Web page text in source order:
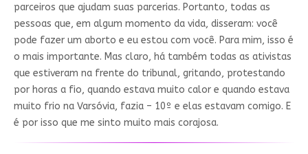
parceiros que ajudam suas parcerias. Portanto, todas as
pessoas que, em algum momento da vida, disseram: você
pode fazer um aborto e eu estou com você. Para mim, isso é
o mais importante. Mas claro, há também todas as ativistas
que estiveram na frente do tribunal, gritando, protestando
por horas a fio, quando estava muito calor e quando estava
muito frio na Varsóvia, fazia – 10º e elas estavam comigo. E
é por isso que me sinto muito mais corajosa.